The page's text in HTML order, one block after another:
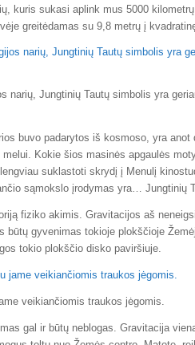
kuris sukasi aplink mus 5000
greitėdamas su 9,8 metrų į
narių, Jungtinių Tautų simbolis yra
buvo padarytos iš kosmoso, yra
Kokie šios masinės apgaulės
suklastoti skrydį į Menulį
sąmokslo įrodymas yra… Jungtinių
fiziko akimis. Gravitacijos aš
būtų gyvenimas tokioje plokščioje
tokio plokščio disko paviršiuje.
veikiančiomis traukos jėgomis.
gal ir būtų neblogas. Gravitacija